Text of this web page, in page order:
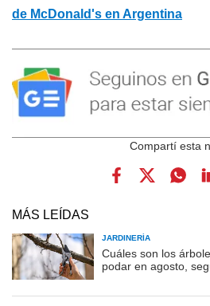
de McDonald's en Argentina
MÁS LEÍDAS
JARDINERÍA
Cuáles son los
podar en agosto,